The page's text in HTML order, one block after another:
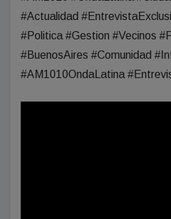
#Actualidad
#Politica #Gestion #Vecinos
#BuenosAires #Comunidad
#AM1010OndaLatina